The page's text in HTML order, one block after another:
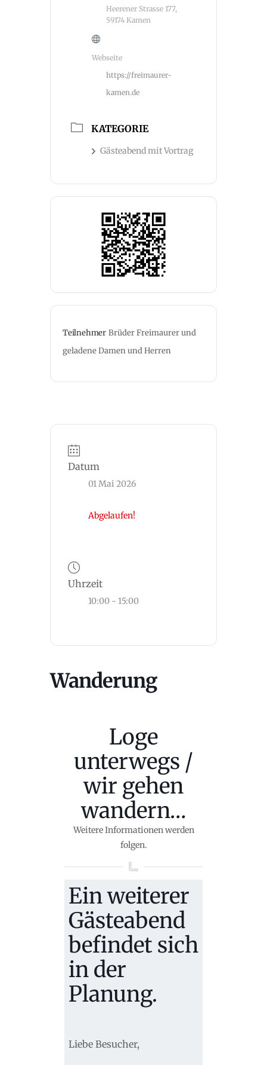
Heerener Strasse 177,
59174 Kamen
Webseite
https://freimaurer-
kamen.de
KATEGORIE
Gästeabend mit Vortrag
Teilnehmer Brüder Freimaurer und
geladene Damen und Herren
Datum
01 Mai 2026
Abgelaufen!
Uhrzeit
10:00 - 15:00
Wanderung
Loge
unterwegs /
wir gehen
wandern…
Weitere Informationen werden
folgen.
Ein weiterer
Gästeabend
befindet sich
in der
Planung.
Liebe Besucher,